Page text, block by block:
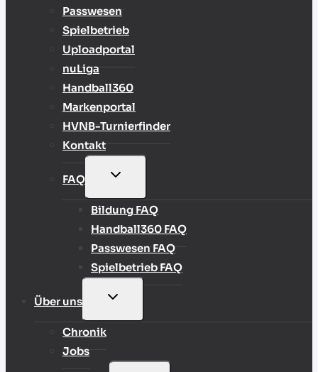
Passwesen
Spielbetrieb
Uploadportal
nuLiga
Handball360
Markenportal
HVNB-Turnierfinder
Kontakt
FAQ
UNTERMENÜ
Bildung FAQ
Handball360 FAQ
Passwesen FAQ
Spielbetrieb FAQ
Über uns
UNTERMENÜ
Chronik
Jobs